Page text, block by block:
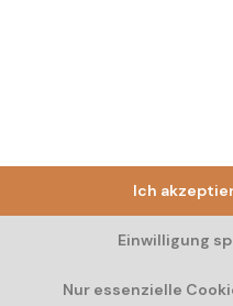
Ich
Einwilligung
Nur essenzielle